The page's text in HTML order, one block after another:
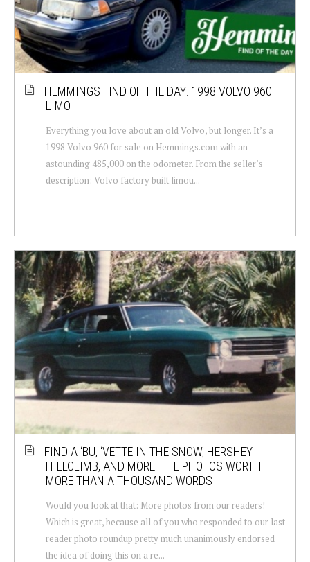
HEMMINGS FIND OF THE DAY: 1998 VOLVO 960
LIMO
Everything you love about an old Volvo, but longer. It’s a
1998 Volvo 960 for sale on Hemmings.com with an
astounding 485,000 on the odometer. From the seller’s
description: Volvo factory built limou...
FIND A ‘BU, ‘VETTE IN THE SNOW, HERSHEY
HILLCLIMB, AND MORE: THE PHOTOS WORTH
MORE THAN A THOUSAND WORDS
Would you look at that: More photos from our readers!
Which is great, because all of you who responded to our last
reader photo roundup pretty much unanimously endorsed
the idea of doing this on a re...